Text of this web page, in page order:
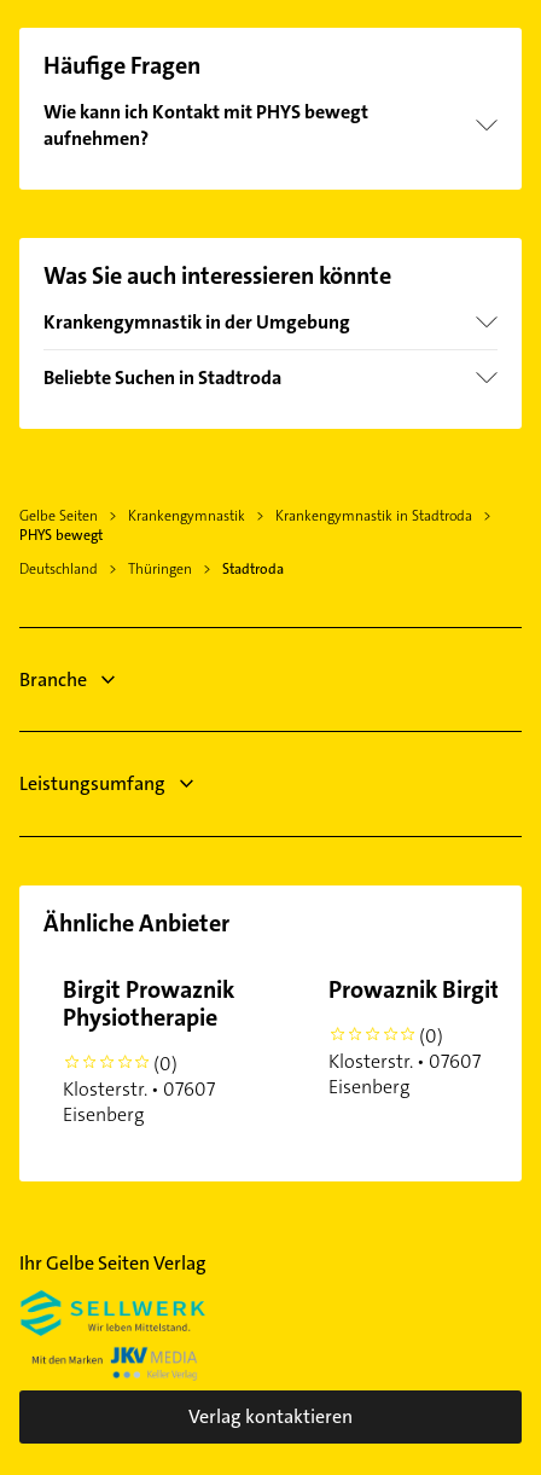
Häufige Fragen
Wie kann ich Kontakt mit PHYS bewegt
aufnehmen?
finden Sie alleKontaktdaten.
Was Sie auch interessieren könnte
Krankengymnastik in der Umgebung
Neustadt an der Orla
Triptis
Pößneck
Bad Köstritz
Gera
Zeulenroda-Triebes
Beliebte Suchen in Stadtroda
Bauunternehmen
Rechtsanwalt
Heizung & Sanitär
Lüftungsanlagen
Gelbe Seiten Krankengymnastik
Krankengymnastik in Stadtroda
PHYS bewegt
Deutschland
Thüringen Stadtroda
Branche
Leistungsumfang
Ähnliche Anbieter
Birgit Prowaznik
Physiotherapie
0
(0)
Klosterstr. • 07607
Eisenberg
Prowaznik Birgit
0
(0)
Klosterstr. • 07607
Eisenberg
Ihr Gelbe Seiten Verlag
Verlag kontaktieren